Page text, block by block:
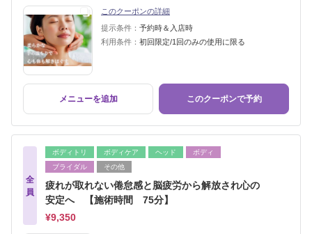
このクーポンの詳細
提示条件： 予約時＆入店時
利用条件： 初回限定/1回のみの使用に限る
メニューを追加 このクーポンで予約
全
員
ボディトリ ボディケア ヘッド
ボディ
ブライダル
その他
疲れが取れない倦怠感と脳疲労から解放され心の
安定へ 【施術時間 75分】
¥9,350